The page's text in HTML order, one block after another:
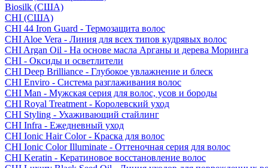
Biosilk (США)
CHI (США)
CHI 44 Iron Guard - Термозащита волос
CHI Aloe Vera - Линия для всех типов кудрявых волос
CHI Argan Oil - На основе масла Арганы и дерева Моринга
CHI - Оксиды и осветлители
CHI Deep Brilliance - Глубокое увлажнение и блеск
CHI Enviro - Система разглаживания волос
CHI Man - Мужская серия для волос, усов и бороды
CHI Royal Treatment - Королевский уход
CHI Styling - Ухаживающий стайлинг
CHI Infra - Ежедневный уход
CHI Ionic Hair Color - Краска для волос
CHI Ionic Color Illuminate - Оттеночная серия для волос
CHI Keratin - Кератиновое восстановление волос